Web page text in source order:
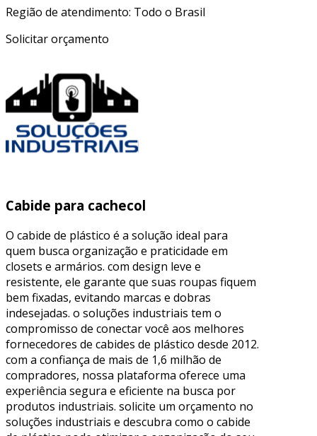
Região de atendimento: Todo o Brasil
Solicitar orçamento
Cabide para cachecol
O cabide de plástico é a solução ideal para
quem busca organização e praticidade em
closets e armários. com design leve e
resistente, ele garante que suas roupas fiquem
bem fixadas, evitando marcas e dobras
indesejadas. o soluções industriais tem o
compromisso de conectar você aos melhores
fornecedores de cabides de plástico desde 2012.
com a confiança de mais de 1,6 milhão de
compradores, nossa plataforma oferece uma
experiência segura e eficiente na busca por
produtos industriais. solicite um orçamento no
soluções industriais e descubra como o cabide